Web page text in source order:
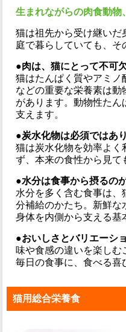
生まれながらの肉食動物
猫は祖先から受け継いだ
庭で暮らしていても、そ
●肉は、猫にとって不可
猫はたんぱく質やアミノ
などの重要な栄養素は
があります。動物性たん
支えます。
●炭水化物は必須ではあ
猫は炭水化物を効率よく
ず、本来の食性から見て
●水分は食事から摂るの
水分を多く含む食事は、
分補給のかたち。新鮮な
身体を内側から支える基
●おいしさとバリエーシ
味や食感の違いを楽しむ
毎日の食事に、食べる喜
猫用総合栄養食